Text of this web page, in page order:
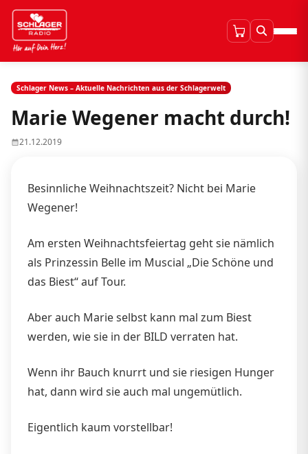
Schlager News – Aktuelle Nachrichten aus der Schlagerwelt
Marie Wegener macht durch!
21.12.2019
Besinnliche Weihnachtszeit? Nicht bei Marie
Wegener!
Am ersten Weihnachtsfeiertag geht sie nämlich
als Prinzessin Belle im Muscial „Die Schöne und
das Biest“ auf Tour.
Aber auch Marie selbst kann mal zum Biest
werden, wie sie in der BILD verraten hat.
Wenn ihr Bauch knurrt und sie riesigen Hunger
hat, dann wird sie auch mal ungemütlich.
Eigentlich kaum vorstellbar!